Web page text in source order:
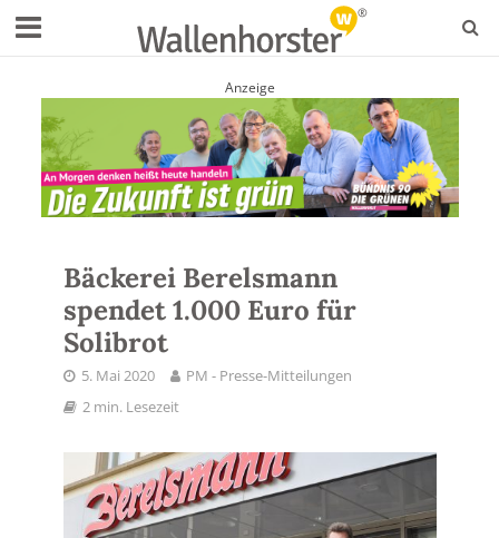
Anzeige
Bäckerei Berelsmann
spendet 1.000 Euro für
Solibrot
5. Mai 2020
PM - Presse-Mitteilungen
2 min. Lesezeit